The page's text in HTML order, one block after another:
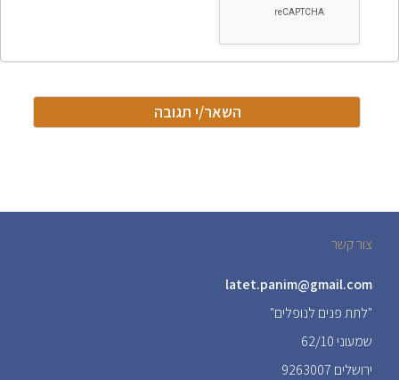
צור קשר
latet.panim@gmail.com
"לתת פנים לנופלים"
שמעוני 62/10
ירושלים 9263007